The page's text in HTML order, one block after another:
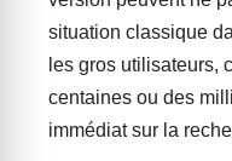
situation classique
les gros utilisateurs,
centaines ou des
immédiat sur la